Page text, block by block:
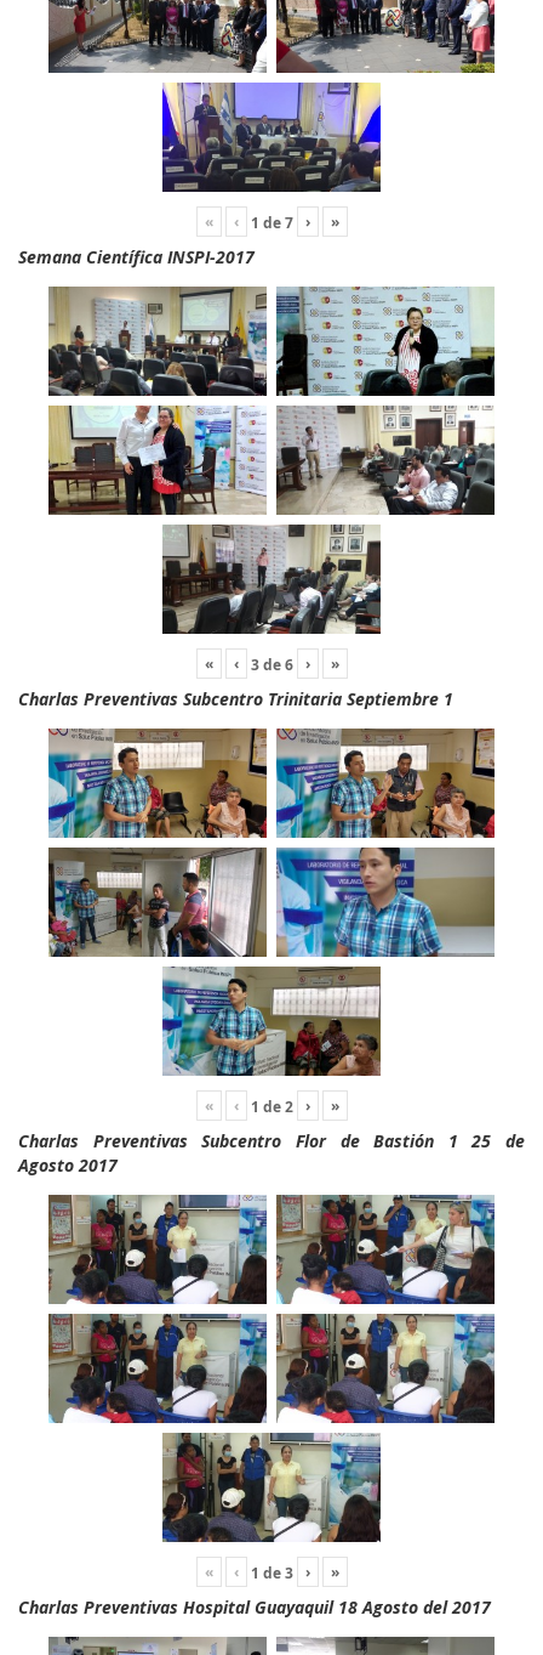
« ‹ 1 de7 › »
Semana Científica INSPI-2017
« ‹ 3de6 › »
Charlas Preventivas Subcentro Trinitaria Septiembre 1
« ‹ 1 de2 › »
Charlas Preventivas Subcentro Flor de Bastión 1 25 de
Agosto 2017
« ‹ 1 de3 › »
Charlas Preventivas Hospital Guayaquil 18 Agosto del 2017